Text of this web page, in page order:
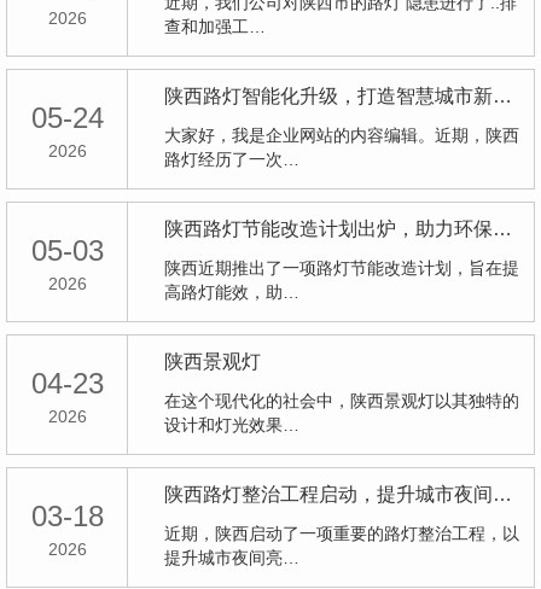
2026
查和加强工…
05-24
2026
陕西路灯智能化升级，打造智慧城市新名片
大家好，我是企业网站的内容编辑。近期，陕西
路灯经历了一次…
05-03
2026
陕西路灯节能改造计划出炉，助力环保节能新征程
陕西近期推出了一项路灯节能改造计划，旨在提
高路灯能效，助…
04-23
2026
陕西景观灯
在这个现代化的社会中，陕西景观灯以其独特的
设计和灯光效果…
03-18
2026
陕西路灯整治工程启动，提升城市夜间亮度
近期，陕西启动了一项重要的路灯整治工程，以
提升城市夜间亮…